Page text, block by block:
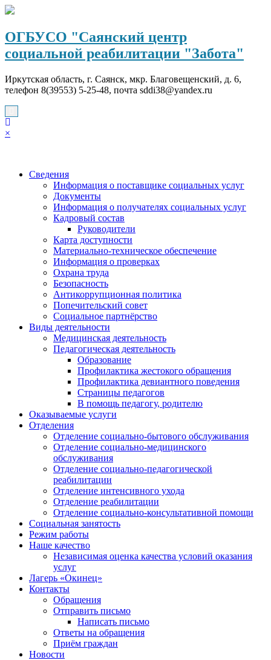
Перейти
содержимому
ОГБУСО "Саянский центр
социальной реабилитации "Забота"
Иркутская область, г. Саянск, мкр. Благовещенский, д. 6,
телефон 8(39553) 5-25-48, почта sddi38@yandex.ru
×
Сведения
Информация о поставщике социальных услуг
Документы
Информация о получателях социальных услуг
Кадровый состав
Руководители
Карта доступности
Материально-техническое обеспечение
Информация о проверках
Охрана труда
Безопасность
Антикоррупционная политика
Попечительский совет
Социальное партнёрство
Виды деятельности
Медицинская деятельность
Педагогическая деятельность
Образование
Профилактика жестокого обращения
Профилактика девиантного поведения
Страницы педагогов
В помощь педагогу, родителю
Оказываемые услуги
Отделения
Отделение социально-бытового обслуживания
Отделение социально-медицинского
обслуживания
Отделение социально-педагогической
реабилитации
Отделение интенсивного ухода
Отделение реабилитации
Отделение социально-консультативной помощи
Социальная занятость
Режим работы
Наше качество
Независимая оценка качества условий оказания
услуг
Лагерь «Окинец»
Контакты
Обращения
Отправить письмо
Написать письмо
Ответы на обращения
Приём граждан
Новости